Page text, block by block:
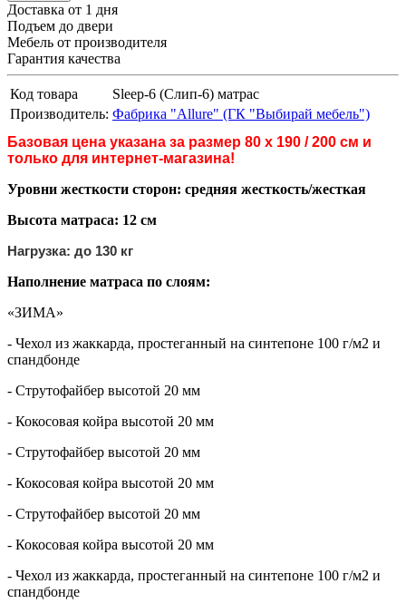
Доставка от 1 дня
Подъем до двери
Мебель от производителя
Гарантия качества
Код товара
Sleep-6 (Слип-6) матрас
Производитель: Фабрика "Allure" (ГК "Выбирай мебель")
Базовая цена указана за размер 80 х 190 / 200 см и
только для интернет-магазина!
Уровни жесткости сторон: средняя жесткость/жесткая
Высота матраса: 12 см
Нагрузка: до 130 кг
Наполнение матраса по слоям:
«ЗИМА»
- Чехол из жаккарда, простеганный на синтепоне 100 г/м2 и
спандбонде
- Струтофайбер высотой 20 мм
- Кокосовая койра высотой 20 мм
- Струтофайбер высотой 20 мм
- Кокосовая койра высотой 20 мм
- Струтофайбер высотой 20 мм
- Кокосовая койра высотой 20 мм
- Чехол из жаккарда, простеганный на синтепоне 100 г/м2 и
спандбонде